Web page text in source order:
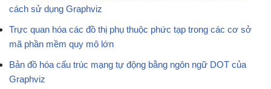
cách sử dụng Graphviz
Trực quan hóa các đồ thị phụ thuộc phức tạp trong các cơ sở
mã phần mềm quy mô lớn
Bản đồ hóa cấu trúc mạng tự động bằng ngôn ngữ DOT của
Graphviz